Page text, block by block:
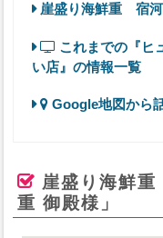
崖盛り海鮮重 宿河
これまでの『
い店』の情報一覧
Google地図から
崖盛り海鮮
重 御殿様」